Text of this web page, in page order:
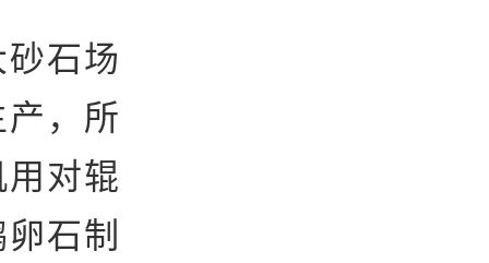
石场
，所
对辊
石制